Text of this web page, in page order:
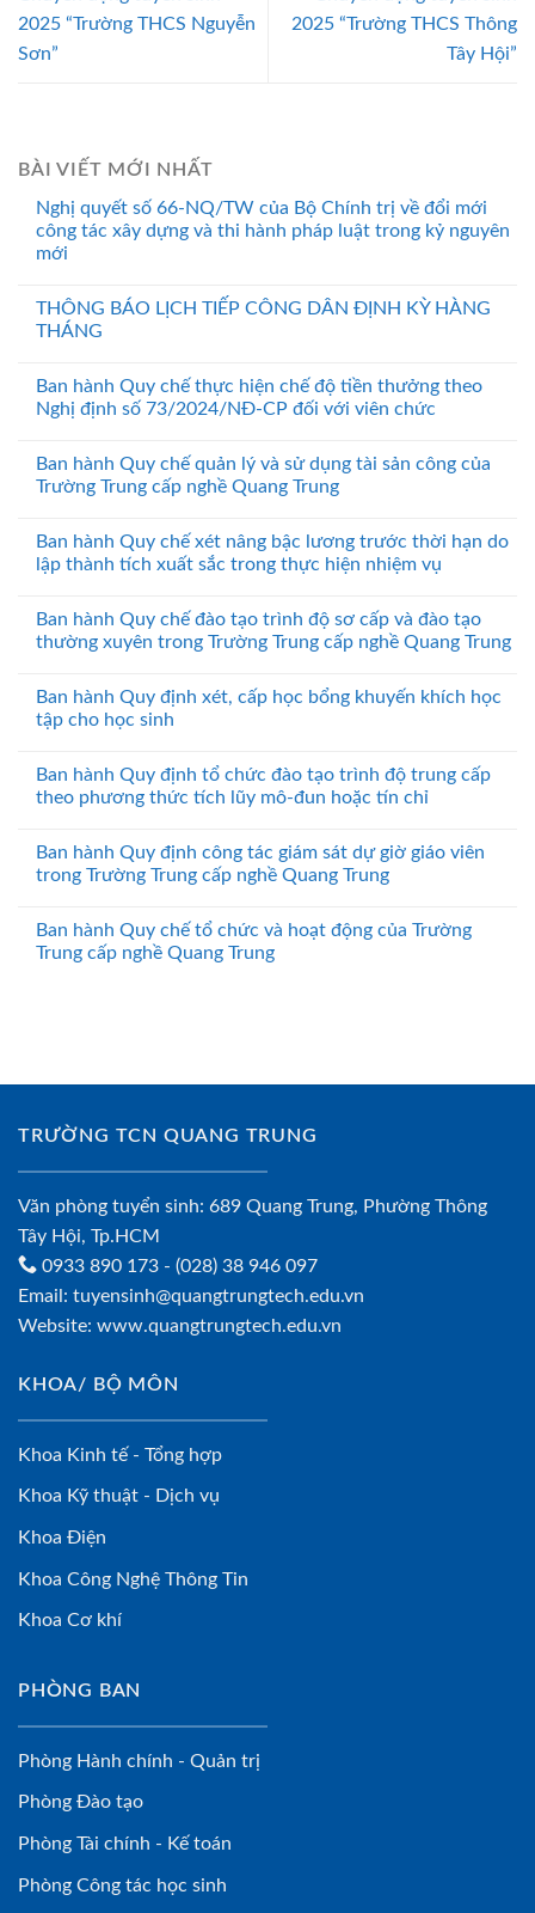
2025 “Trường THCS Nguyễn
Sơn”
2025 “Trường THCS Thông
Tây Hội”
BÀI VIẾT MỚI NHẤT
Nghị quyết số 66-NQ/TW của Bộ Chính trị về đổi mới
công tác xây dựng và thi hành pháp luật trong kỷ nguyên
mới
THÔNG BÁO LỊCH TIẾP CÔNG DÂN ĐỊNH KỲ HÀNG
THÁNG
Ban hành Quy chế thực hiện chế độ tiền thưởng theo
Nghị định số 73/2024/NĐ-CP đối với viên chức
Ban hành Quy chế quản lý và sử dụng tài sản công của
Trường Trung cấp nghề Quang Trung
Ban hành Quy chế xét nâng bậc lương trước thời hạn do
lập thành tích xuất sắc trong thực hiện nhiệm vụ
Ban hành Quy chế đào tạo trình độ sơ cấp và đào tạo
thường xuyên trong Trường Trung cấp nghề Quang Trung
Ban hành Quy định xét, cấp học bổng khuyến khích học
tập cho học sinh
Ban hành Quy định tổ chức đào tạo trình độ trung cấp
theo phương thức tích lũy mô-đun hoặc tín chỉ
Ban hành Quy định công tác giám sát dự giờ giáo viên
trong Trường Trung cấp nghề Quang Trung
Ban hành Quy chế tổ chức và hoạt động của Trường
Trung cấp nghề Quang Trung
TRƯỜNG TCN QUANG TRUNG
Văn phòng tuyển sinh: 689 Quang Trung, Phường Thông
Tây Hội, Tp.HCM
0933 890 173 - (028) 38 946 097
Email: tuyensinh@quangtrungtech.edu.vn
Website: www.quangtrungtech.edu.vn
KHOA/ BỘ MÔN
Khoa Kinh tế - Tổng hợp
Khoa Kỹ thuật - Dịch vụ
Khoa Điện
Khoa Công Nghệ Thông Tin
Khoa Cơ khí
PHÒNG BAN
Phòng Hành chính - Quản trị
Phòng Đào tạo
Phòng Tài chính - Kế toán
Phòng Công tác học sinh